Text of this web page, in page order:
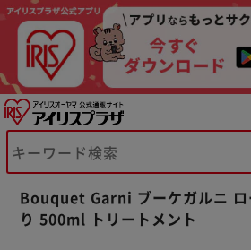
Bouquet Garni ブーケガルニ ロ
り 500ml トリートメント
※ご確認ください
カートに入れる